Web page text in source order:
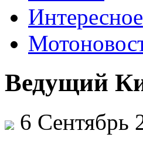
Интересное
Ведущий
6 Сентябрь